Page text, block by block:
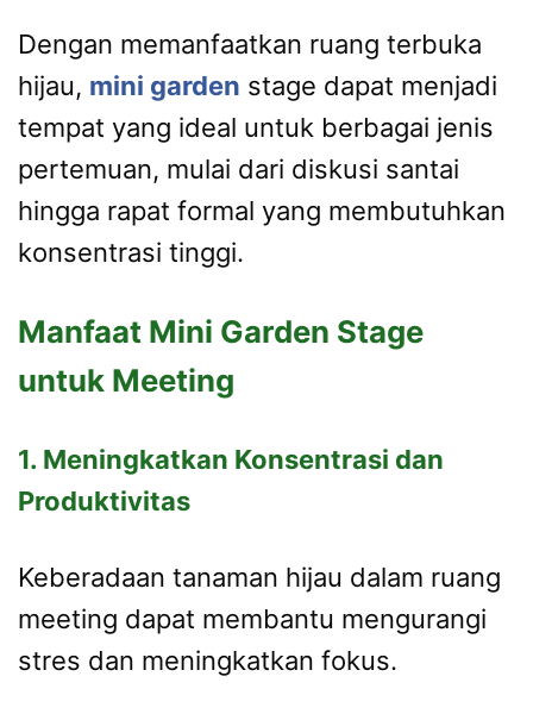
Dengan memanfaatkan ruang terbuka
hijau, mini garden stage dapat menjadi
tempat yang ideal untuk berbagai jenis
pertemuan, mulai dari diskusi santai
hingga rapat formal yang membutuhkan
konsentrasi tinggi.
Manfaat Mini Garden Stage
untuk Meeting
1. Meningkatkan Konsentrasi dan
Produktivitas
Keberadaan tanaman hijau dalam ruang
meeting dapat membantu mengurangi
stres dan meningkatkan fokus.